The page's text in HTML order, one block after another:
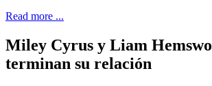
Read more ...
Miley Cyrus y Liam
terminan su relación